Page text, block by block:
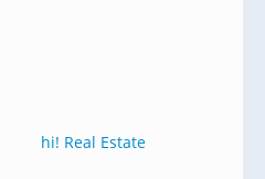
hi! Real Estate